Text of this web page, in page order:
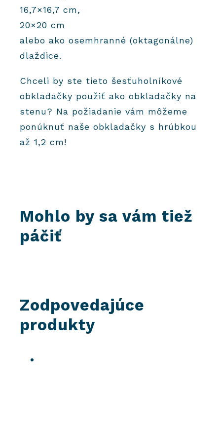
16,7×16,7 cm,
20×20 cm
alebo ako osemhranné (oktagonálne)
dlaždice.
Chceli by ste tieto šesťuholníkové
obkladačky použiť ako obkladačky na
stenu? Na požiadanie vám môžeme
ponúknuť naše obkladačky s hrúbkou
až 1,2 cm!
Mohlo by sa vám tiež
páčiť
Zodpovedajúce
produkty